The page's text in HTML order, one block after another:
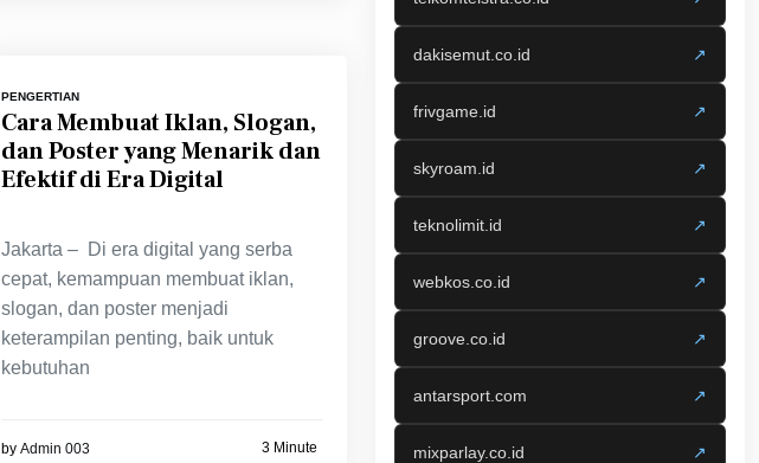
PENGERTIAN
Cara Membuat Iklan, Slogan,
dan Poster yang Menarik dan
Efektif di Era Digital
Jakarta – Di era digital yang serba
cepat, kemampuan membuat iklan,
slogan, dan poster menjadi
keterampilan penting, baik untuk
kebutuhan
by Admin 003 3 Minute
dakisemut.co.id ↗
frivgame.id ↗
skyroam.id ↗
teknolimit.id ↗
webkos.co.id ↗
groove.co.id ↗
antarsport.com ↗
mixparlay.co.id ↗